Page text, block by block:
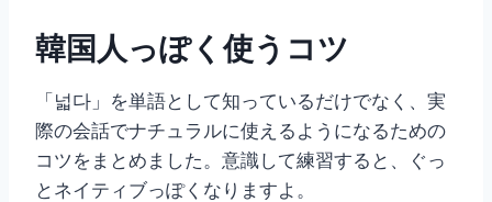
韓国人っぽく使うコツ
「넓다」を単語として知っているだけでなく、実
際の会話でナチュラルに使えるようになるための
コツをまとめました。意識して練習すると、ぐっ
とネイティブっぽくなりますよ。